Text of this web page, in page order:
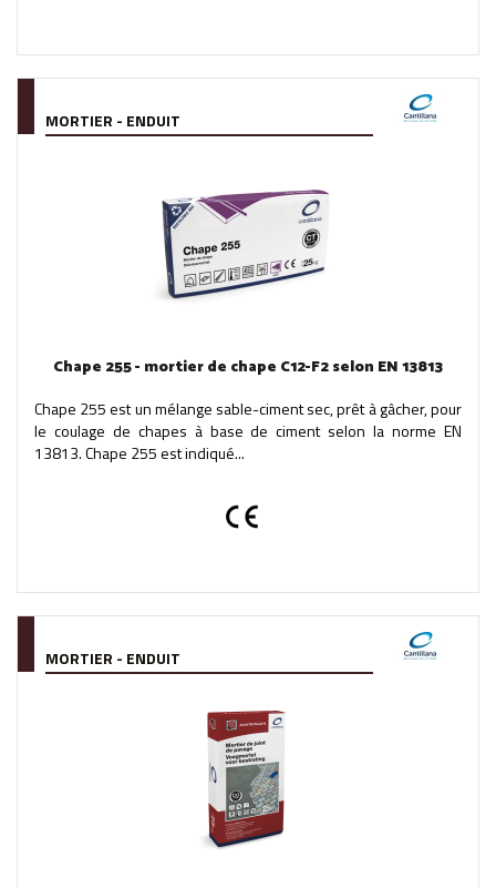
MORTIER - ENDUIT
Chape 255 - mortier de chape C12-F2 selon EN 13813
Chape 255 est un mélange sable-ciment sec, prêt à gâcher, pour
le coulage de chapes à base de ciment selon la norme EN
13813. Chape 255 est indiqué...
MORTIER - ENDUIT